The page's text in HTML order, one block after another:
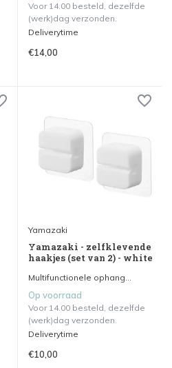
Voor 14.00 besteld, dezelfde
(werk)dag verzonden.
Deliverytime
€14,00
Yamazaki
Yamazaki - zelfklevende
haakjes (set van 2) - white
Multifunctionele ophang...
Op voorraad
Voor 14.00 besteld, dezelfde
(werk)dag verzonden.
Deliverytime
€10,00